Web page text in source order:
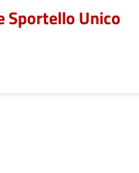
Sportello Unico